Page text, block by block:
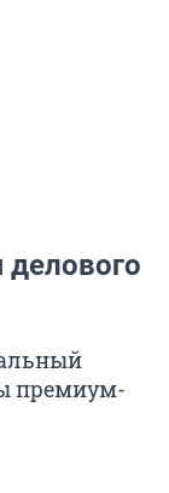
делового
премиум-